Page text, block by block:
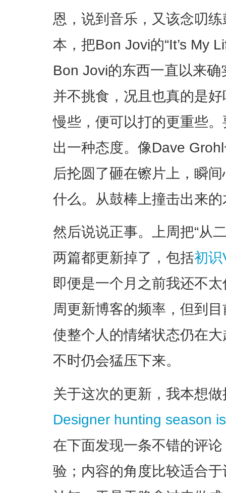
恩，说到音乐，又该念叨
本，把Bon Jovi的“It’s My
Bon Jovi的东西一直以来
并不挑食，况且也真的是
慢些，便可以打的更重些
出一种态度。像Dave
后抡圆了砸在镲片上，瞬
什么。从鼓棒上撞击出来
然后说说正事。上周把“从
两篇都更新掉了，包括初识
即便是一个月之前我还不
周更新博客的频率，但到
使整个人的情绪状态仍在
不时仍会猛压下来。
关于这次的更新，我本想做
Designer hunting season
在下面发现一条不错的评
验；内容的角度比较适合